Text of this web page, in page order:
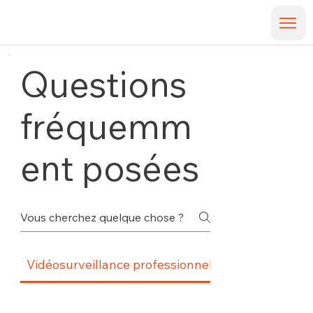
Questions
fréquemm
ent posées
Vidéosurveillance professionnelle